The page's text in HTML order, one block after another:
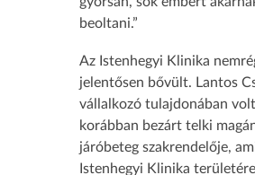
beoltani.”
Az Istenhegyi Klinika
jelentősen bővült. Lantos
vállalkozó tulajdonában
korábban bezárt telki
járóbeteg szakrendelője,
Istenhegyi Klinika